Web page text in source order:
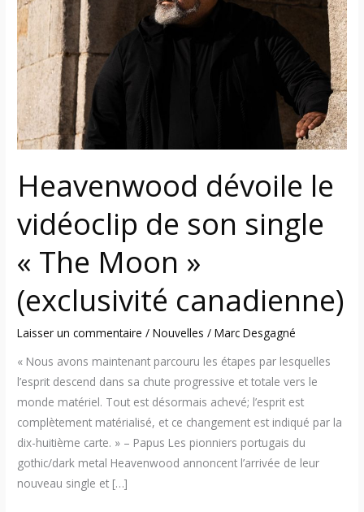
Heavenwood dévoile le
vidéoclip de son single
« The Moon »
(exclusivité canadienne)
Laisser un commentaire /Nouvelles /Marc Desgagné
« Nous avons maintenant parcouru les étapes par lesquelles
l’esprit descend dans sa chute progressive et totale vers le
monde matériel. Tout est désormais achevé; l’esprit est
complètement matérialisé, et ce changement est indiqué par la
dix-huitième carte. » – Papus Les pionniers portugais du
gothic/dark metal Heavenwood annoncent l’arrivée de leur
nouveau single et […]
vidéoclip
de
son
single
« The
Moon »
(exclusivité
canadienne)